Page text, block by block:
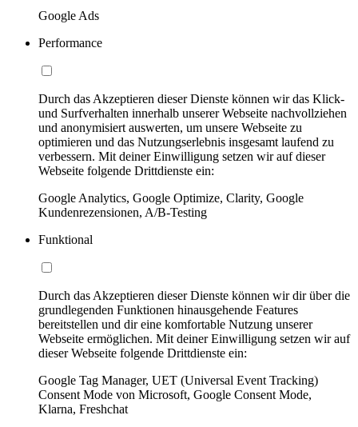
Google Ads
Performance
Durch das Akzeptieren dieser Dienste können wir das Klick-
und Surfverhalten innerhalb unserer Webseite nachvollziehen
und anonymisiert auswerten, um unsere Webseite zu
optimieren und das Nutzungserlebnis insgesamt laufend zu
verbessern. Mit deiner Einwilligung setzen wir auf dieser
Webseite folgende Drittdienste ein:
Google Analytics, Google Optimize, Clarity, Google
Kundenrezensionen, A/B-Testing
Funktional
Durch das Akzeptieren dieser Dienste können wir dir über die
grundlegenden Funktionen hinausgehende Features
bereitstellen und dir eine komfortable Nutzung unserer
Webseite ermöglichen. Mit deiner Einwilligung setzen wir auf
dieser Webseite folgende Drittdienste ein:
Google Tag Manager, UET (Universal Event Tracking)
Consent Mode von Microsoft, Google Consent Mode,
Klarna, Freshchat